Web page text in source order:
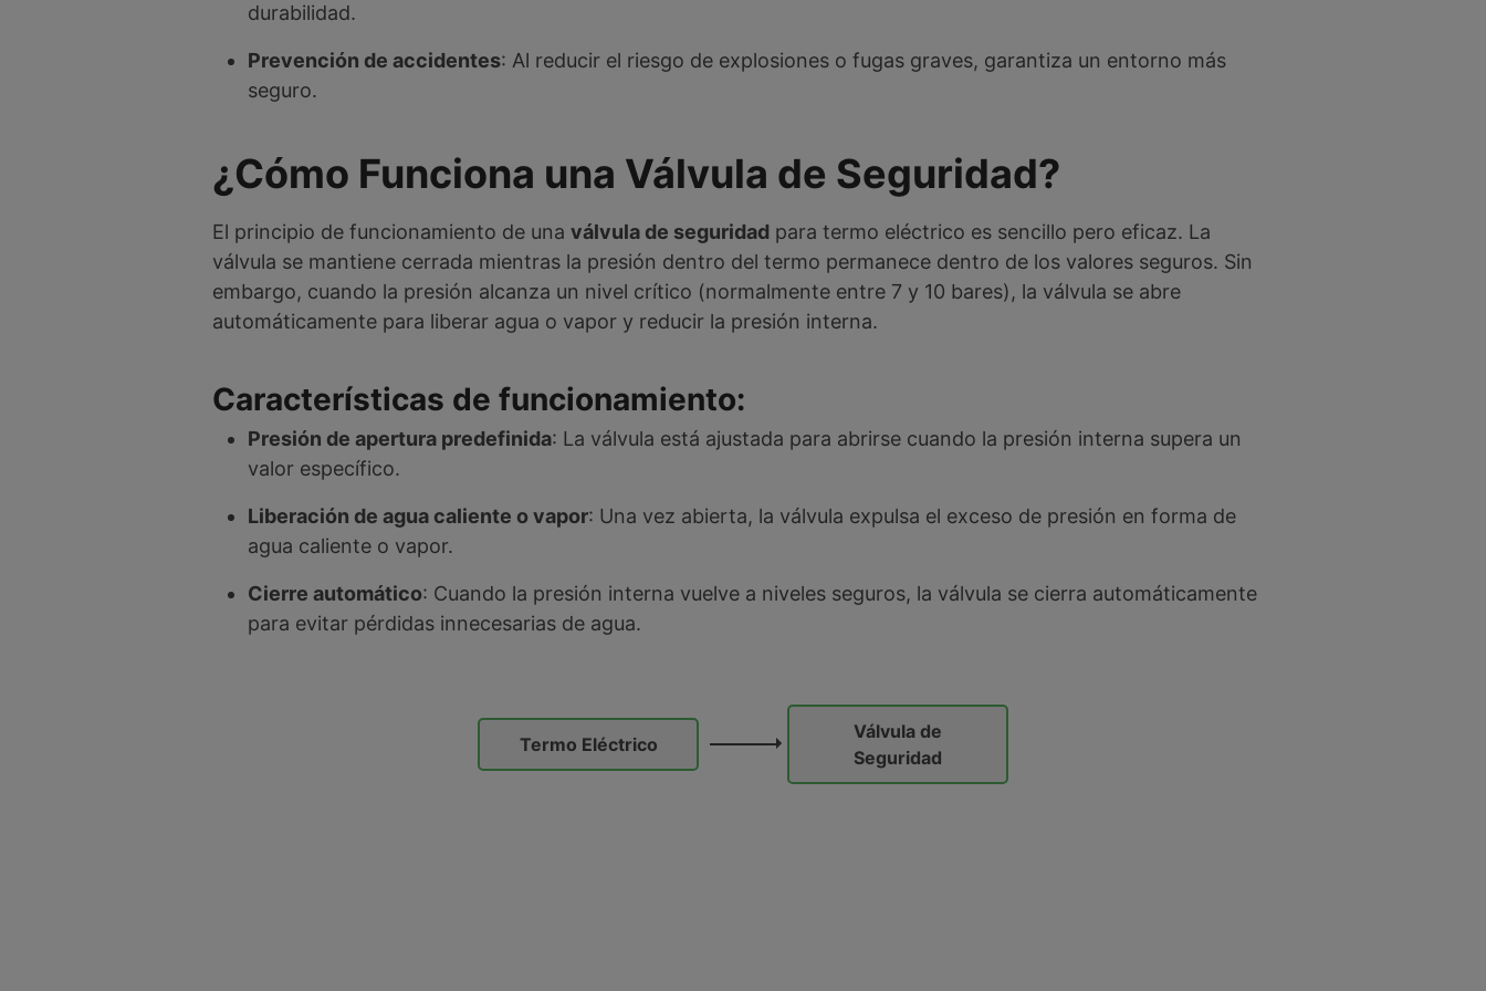
durabilidad.
Prevención de accidentes: Al reducir el riesgo de explosiones o fugas graves, garantiza un entorno más
seguro.
¿Cómo Funciona una Válvula de Seguridad?
El principio de funcionamiento de una válvula de seguridad para termo eléctrico es sencillo pero eficaz. La
válvula se mantiene cerrada mientras la presión dentro del termo permanece dentro de los valores seguros. Sin
embargo, cuando la presión alcanza un nivel crítico (normalmente entre 7 y 10 bares), la válvula se abre
automáticamente para liberar agua o vapor y reducir la presión interna.
Características de funcionamiento:
Presión de apertura predefinida: La válvula está ajustada para abrirse cuando la presión interna supera un
valor específico.
Liberación de agua caliente o vapor: Una vez abierta, la válvula expulsa el exceso de presión en forma de
agua caliente o vapor.
Cierre automático: Cuando la presión interna vuelve a niveles seguros, la válvula se cierra automáticamente
para evitar pérdidas innecesarias de agua.
Termo Eléctrico
Válvula de
Seguridad